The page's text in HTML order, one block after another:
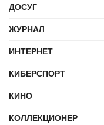
ДОСУГ
ЖУРНАЛ
ИНТЕРНЕТ
КИБЕРСПОРТ
КИНО
КОЛЛЕКЦИОНЕР